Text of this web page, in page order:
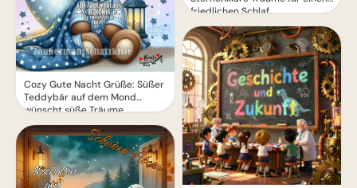
Cozy Gute Nacht Grüße: Süßer
Teddybär auf dem Mond
wünscht süße Träume
friedlichen Schlaf